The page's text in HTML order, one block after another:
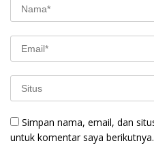
Simpan nama, email, dan
untuk komentar saya berikutnya.